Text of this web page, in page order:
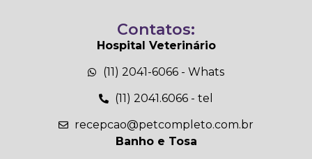
Contatos:
Hospital Veterinário
(11) 2041-6066 - Whats
(11) 2041.6066 - tel
recepcao@petcompleto.com.br
Banho e Tosa